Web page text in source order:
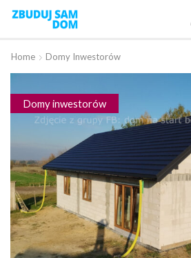
Home Domy Inwestorów
Domy inwestorów